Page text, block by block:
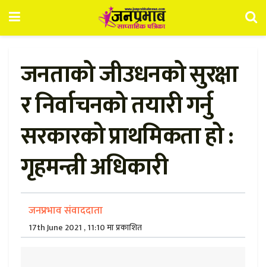
जनताको जीउधनको सुरक्षा
र निर्वाचनको तयारी गर्नु
सरकारको प्राथमिकता हो :
गृहमन्त्री अधिकारी
जनप्रभाव संवाददाता
17th June 2021 , 11:10 मा प्रकाशित